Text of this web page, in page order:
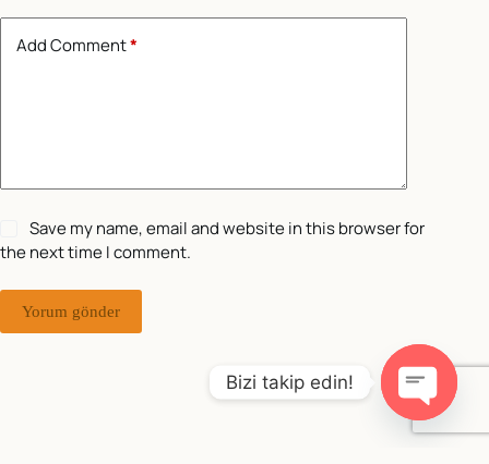
Add Comment*
Save my name, email and website in this browser for
the next time I comment.
Yorum gönder
Bizi takip edin!
O